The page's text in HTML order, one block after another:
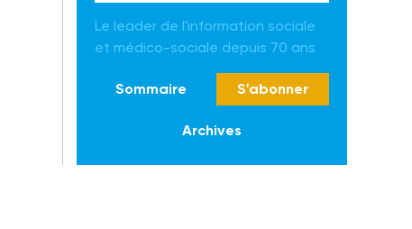
Le leader de l'information sociale
et médico-sociale depuis 70 ans
Sommaire S'abonner
Archives